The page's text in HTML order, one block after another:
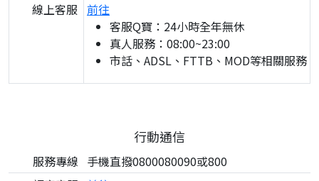
線上客服 前往
客服Q寶：24小時全年無休
真人服務：08:00~23:00
市話、ADSL、FTTB、MOD等相關服務
行動通信
服務專線 手機直撥0800080090或800